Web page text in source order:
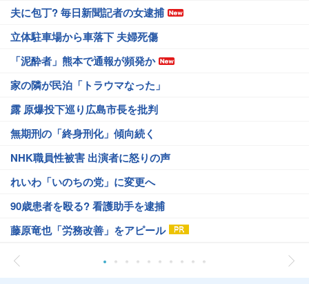
夫に包丁? 毎日新聞記者の女逮捕
立体駐車場から車落下 夫婦死傷
「泥酔者」熊本で通報が頻発か
家の隣が民泊「トラウマなった」
露 原爆投下巡り広島市長を批判
無期刑の「終身刑化」傾向続く
NHK職員性被害 出演者に怒りの声
れいわ「いのちの党」に変更へ
90歳患者を殴る? 看護助手を逮捕
藤原竜也「労務改善」をアピール